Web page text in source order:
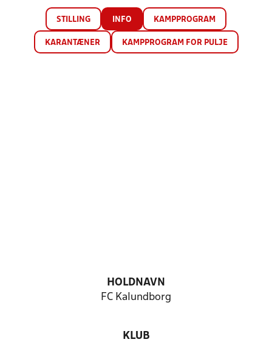
STILLING INFO KAMPPROGRAM
KARANTÆNER KAMPPROGRAM FOR PULJE
HOLDNAVN
FC Kalundborg
KLUB